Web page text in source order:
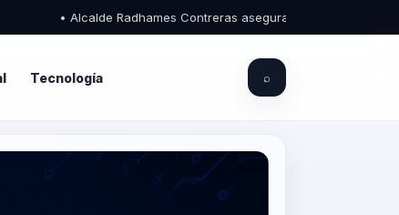
• Alcalde Radhames Contreras asegura que el Palacio
Tecnología ⌕